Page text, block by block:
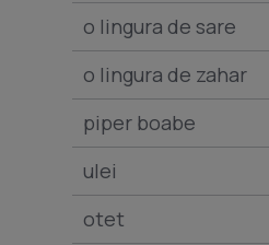
o lingura de sare
o lingura de zahar
piper boabe
ulei
otet